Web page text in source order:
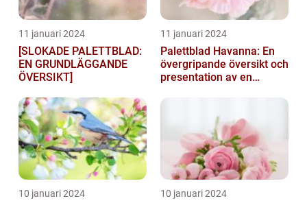
11 januari 2024
[SLOKADE PALETTBLAD:
EN GRUNDLÄGGANDE
ÖVERSIKT]
11 januari 2024
Palettblad Havanna: En
övergripande översikt och
presentation av en
10 januari 2024 10 januari 2024